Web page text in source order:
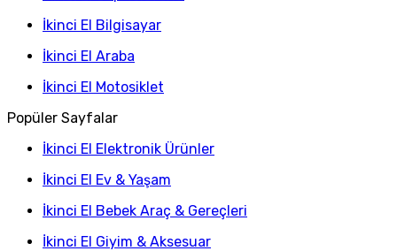
İkinci El Bilgisayar
İkinci El Araba
İkinci El Motosiklet
Popüler Sayfalar
İkinci El Elektronik Ürünler
İkinci El Ev & Yaşam
İkinci El Bebek Araç & Gereçleri
İkinci El Giyim & Aksesuar